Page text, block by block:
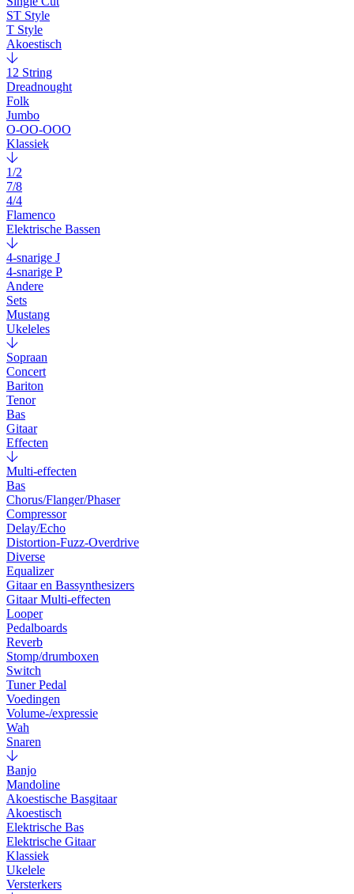
ST Style
T Style
Akoestisch
12 String
Dreadnought
Folk
Jumbo
O-OO-OOO
Klassiek
1/2
7/8
4/4
Flamenco
Elektrische Bassen
4-snarige J
4-snarige P
Andere
Sets
Mustang
Ukeleles
Sopraan
Concert
Bariton
Tenor
Bas
Gitaar
Effecten
Multi-effecten
Bas
Chorus/Flanger/Phaser
Compressor
Delay/Echo
Distortion-Fuzz-Overdrive
Diverse
Equalizer
Gitaar en Bassynthesizers
Gitaar Multi-effecten
Looper
Pedalboards
Reverb
Stomp/drumboxen
Switch
Tuner Pedal
Voedingen
Volume-/expressie
Wah
Snaren
Banjo
Mandoline
Akoestische Basgitaar
Akoestisch
Elektrische Bas
Elektrische Gitaar
Klassiek
Ukelele
Versterkers